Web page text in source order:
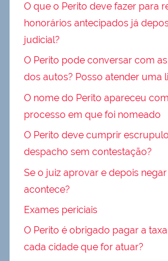
O que o Perito deve fazer para
honorários antecipados já
judicial?
O Perito pode conversar com as
dos autos? Posso atender uma
O nome do Perito apareceu
processo em que foi nomeado
O Perito deve cumprir
despacho sem contestação?
Se o juiz aprovar e depois
acontece?
Exames periciais
O Perito é obrigado pagar a
cada cidade que for atuar?